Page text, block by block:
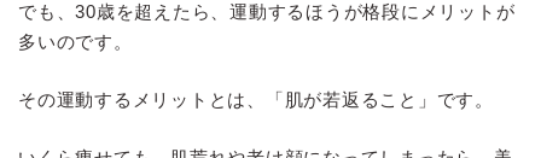
でも、30歳を超えたら、運動するほうが格段にメリットが
多いのです。
その運動するメリットとは、「肌が若返ること」です。